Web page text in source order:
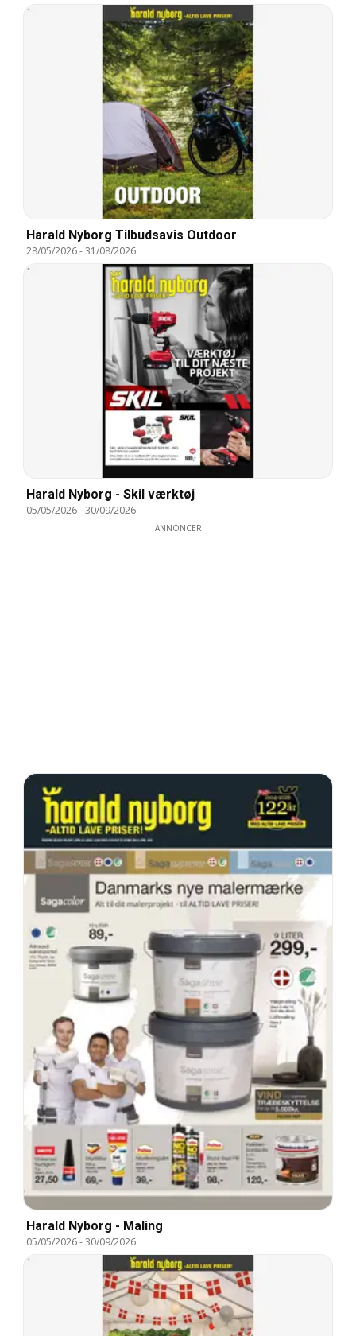
Harald Nyborg Tilbudsavis Outdoor
28/05/2026-31/08/2026
Harald Nyborg - Skil værktøj
05/05/2026-30/09/2026
ANNONCER
Harald Nyborg - Maling
05/05/2026-30/09/2026